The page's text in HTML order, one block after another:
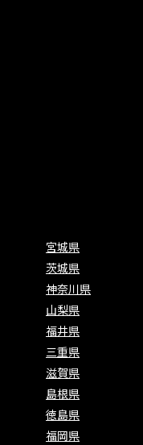
宮城県
茨城県
神奈川県
山梨県
福井県
三重県
滋賀県
島根県
徳島県
福岡県